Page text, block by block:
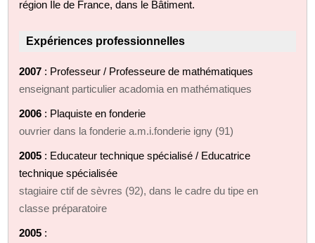
région Ile de France, dans le Bâtiment.
Expériences professionnelles
2007 : Professeur / Professeure de mathématiques
enseignant particulier acadomia en mathématiques
2006 : Plaquiste en fonderie
ouvrier dans la fonderie a.m.i.fonderie igny (91)
2005 : Educateur technique spécialisé / Educatrice
technique spécialisée
stagiaire ctif de sèvres (92), dans le cadre du tipe en
classe préparatoire
2005 :